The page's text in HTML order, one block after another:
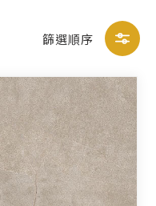
篩選順序